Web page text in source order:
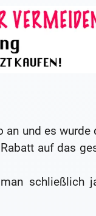
an und es wurde
auf das
schließlich